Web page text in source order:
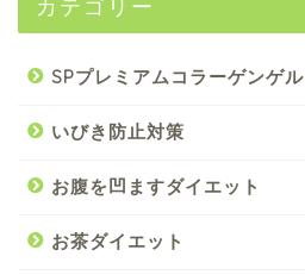
カテゴリー
SPプレミアムコラーゲンゲル
いびき防止対策
お腹を凹ますダイエット
お茶ダイエット